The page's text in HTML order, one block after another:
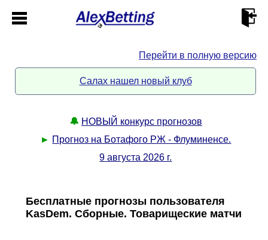
Кабинет
Всё о сайте
Перейти в полную версию
Салах нашел новый клуб
🔔 НОВЫЙ конкурс прогнозов
► Прогноз на Ботафого РЖ - Флуминенсе.
9 августа 2026 г.
Бесплатные прогнозы пользователя
KasDem. Сборные. Товарищеские матчи